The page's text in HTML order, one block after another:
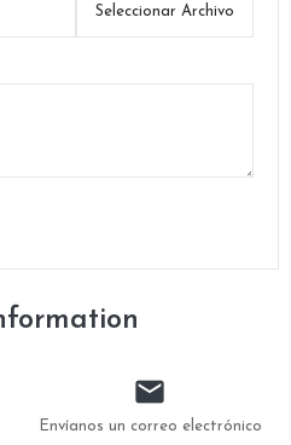
Seleccionar Archivo

Envíanos un correo electrónico